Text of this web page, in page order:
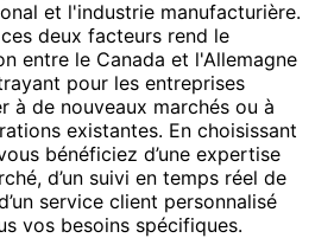
et l'industrie manufacturière.
deux facteurs rend le
entre le Canada et l'Allemagne
pour les entreprises
à de nouveaux marchés ou à
existantes. En choisissant
bénéficiez d’une expertise
d’un suivi en temps réel de
service client personnalisé
vos besoins spécifiques.